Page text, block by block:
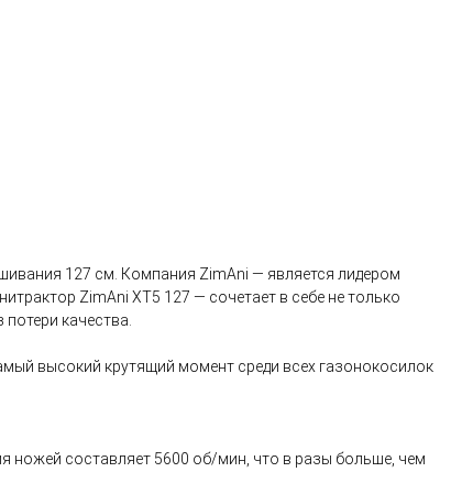
127 см. Компания ZimAni — является лидером
ZimAni XT5 127 — сочетает в себе не только
качества.
высокий крутящий момент среди всех газонокосилок
ножей составляет 5600 об/мин, что в разы больше, чем